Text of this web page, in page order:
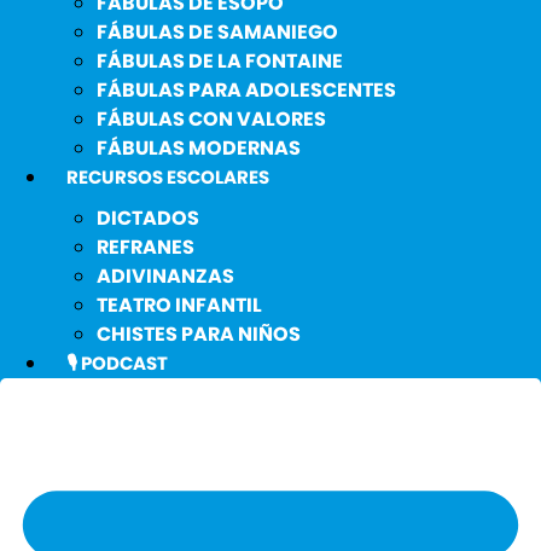
FÁBULAS DE SAMANIEGO
FÁBULAS DE LA FONTAINE
FÁBULAS PARA ADOLESCENTES
FÁBULAS CON VALORES
FÁBULAS MODERNAS
RECURSOS ESCOLARES
DICTADOS
REFRANES
ADIVINANZAS
TEATRO INFANTIL
CHISTES PARA NIÑOS
🎙️ PODCAST